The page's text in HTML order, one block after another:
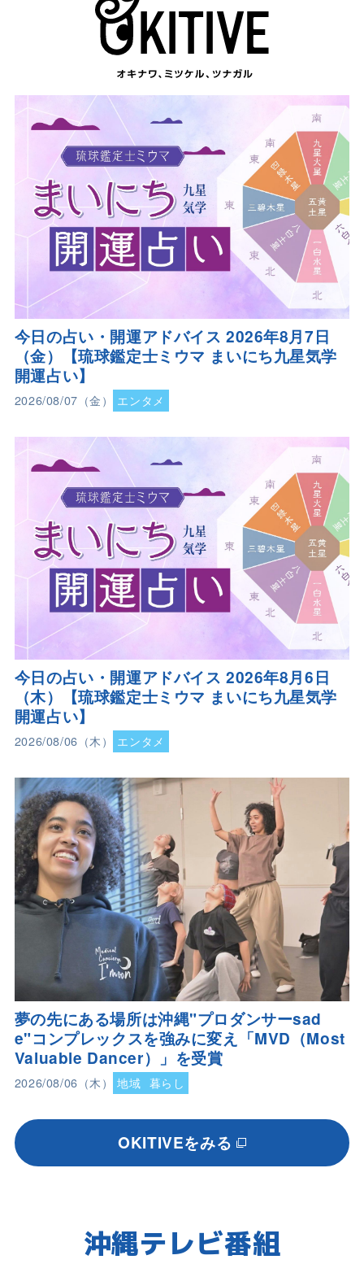
今日の占い・開運アドバイス 2026年8月7日
（金）【琉球鑑定士ミウマ まいにち九星気学
開運占い】
2026/08/07（金） エンタメ
今日の占い・開運アドバイス 2026年8月6日
（木）【琉球鑑定士ミウマ まいにち九星気学
開運占い】
2026/08/06（木） エンタメ
夢の先にある場所は沖縄"プロダンサーsad
e"コンプレックスを強みに変え「MVD（Most
Valuable Dancer）」を受賞
2026/08/06（木） 地域 暮らし
OKITIVEをみる
沖縄テレビ番組